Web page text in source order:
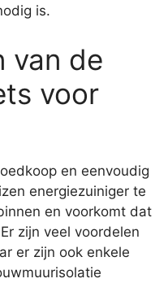
is.
van de
voor
en eenvoudig
energiezuiniger te
en voorkomt dat
zijn veel voordelen
er zijn ook enkele